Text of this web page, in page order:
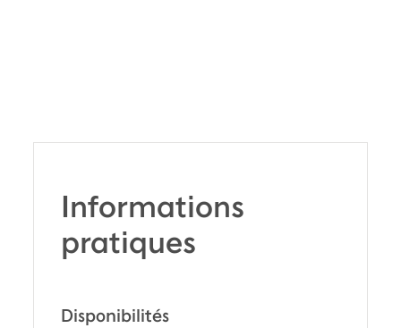
Informations
pratiques
Disponibilités